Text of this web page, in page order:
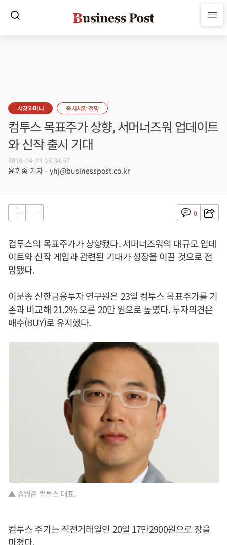
시장과머니 증시시황·전망
컴투스 목표주가 상향, 서머너즈워 업데이트
와 신작 출시 기대
2018-04-23 08:34:57
윤휘종 기자 - yhj@businesspost.co.kr
0
컴투스의 목표주가가 상향됐다. 서머너즈워의 대규모 업데
이트와 신작 게임과 관련된 기대가 성장을 이끌 것으로 전
망됐다.
이문종 신한금융투자 연구원은 23일 컴투스 목표주가를 기
존과 비교해 21.2% 오른 20만 원으로 높였다. 투자의견은
매수(BUY)로 유지했다.
▲ 송병준 컴투스 대표.
컴투스 주가는 직전거래일인 20일 17만2900원으로 장을
마쳤다.